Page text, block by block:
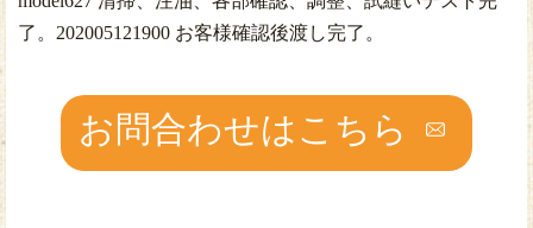
了。202005121900 お客様確認後渡し完了。
お問合わせはこちら